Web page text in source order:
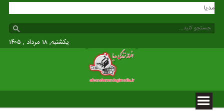
مدیا
یکشنبه, ۱۸ مرداد , ۱۴۰۵